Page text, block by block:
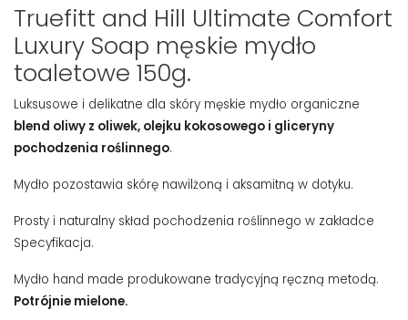
Truefitt and Hill Ultimate Comfort
Luxury Soap męskie mydło
toaletowe 150g.
Luksusowe i delikatne dla skóry męskie mydło organiczne
blend oliwy z oliwek, olejku kokosowego i gliceryny
pochodzenia roślinnego.
Mydło pozostawia skórę nawilżoną i aksamitną w dotyku.
Prosty i naturalny skład pochodzenia roślinnego w zakładce
Specyfikacja.
Mydło hand made produkowane tradycyjną ręczną metodą.
Potrójnie mielone.